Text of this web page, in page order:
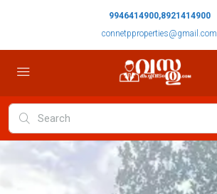
9946414900,8921414900
connetpproperties@gmail.com